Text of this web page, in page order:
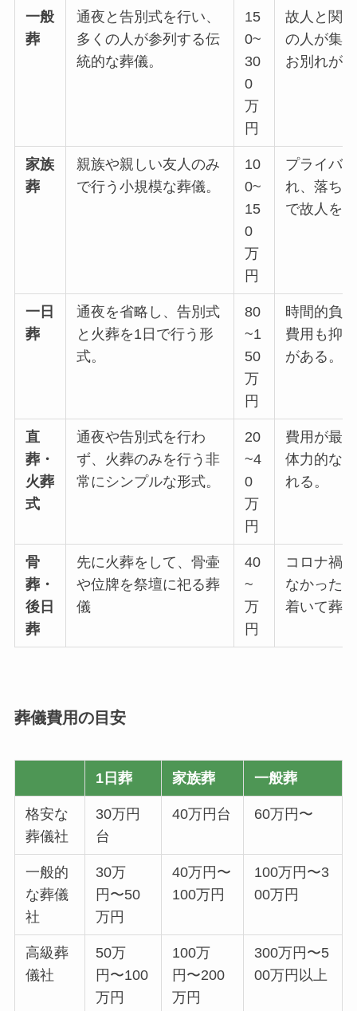
一般
葬
通夜と告別式を行い、
多くの人が参列する伝
統的な葬儀。
15
0~
30
0
万
円
故人と関
の人が集
お別れが
家族
葬
親族や親しい友人のみ
で行う小規模な葬儀。
10
0~
15
0
万
円
プライバ
れ、落ち
で故人を
一日
葬
通夜を省略し、告別式
と火葬を1日で行う形
式。
80
~1
50
万
円
時間的負
費用も抑
がある。
直
葬・
火葬
式
通夜や告別式を行わ
ず、火葬のみを行う非
常にシンプルな形式。
20
~4
0
万
円
費用が最
体力的な
れる。
骨
葬・
後日
葬
先に火葬をして、骨壷
や位牌を祭壇に祀る葬
儀
40
~
万
円
コロナ禍
なかった
着いて葬
葬儀費用の目安
1日葬 家族葬 一般葬
格安な
葬儀社
30万円
台
40万円台 60万円〜
一般的
な葬儀
社
30万
円〜50
万円
40万円〜
100万円
100万円〜3
00万円
高級葬
儀社
50万
円〜100
万円
100万
円〜200
万円
300万円〜5
00万円以上